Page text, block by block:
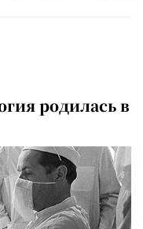
родилась в